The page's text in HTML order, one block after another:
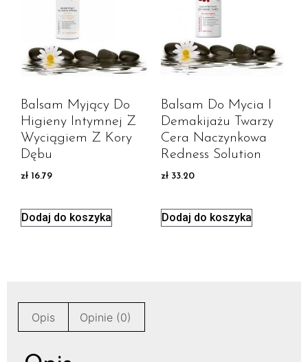
Balsam Myjący Do
Higieny Intymnej Z
Wyciągiem Z Kory
Dębu
zł 16.79
Dodaj do koszyka
Balsam Do Mycia I
Demakijażu Twarzy
Cera Naczynkowa
Redness Solution
zł 33.20
Dodaj do koszyka
Opis Opinie (0)